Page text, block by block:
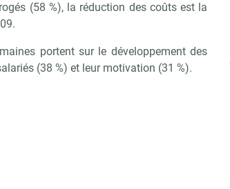
(58 %), la réduction des coûts est la
portent sur le développement des
(38 %) et leur motivation (31 %).